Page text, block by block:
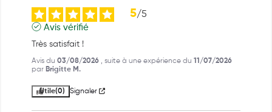
5/5
Avis vérifié
Très satisfait !
Avis du 03/08/2026 , suite à une expérience du 11/07/2026
par Brigitte M.
Utile(0) Signaler